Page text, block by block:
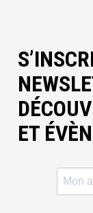
ET